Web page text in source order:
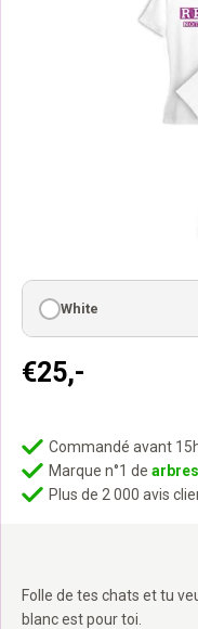
Folle de tes chats et tu
blanc est pour toi.
€25,-
White
Commandé avant
Marque n°1 de
Plus de 2 000 avis